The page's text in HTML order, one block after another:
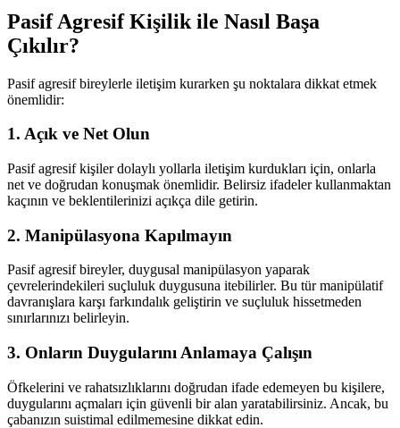
Pasif Agresif Kişilik ile Nasıl Başa
Çıkılır?
Pasif agresif bireylerle iletişim kurarken şu noktalara dikkat etmek
önemlidir:
1. Açık ve Net Olun
Pasif agresif kişiler dolaylı yollarla iletişim kurdukları için, onlarla
net ve doğrudan konuşmak önemlidir. Belirsiz ifadeler kullanmaktan
kaçının ve beklentilerinizi açıkça dile getirin.
2. Manipülasyona Kapılmayın
Pasif agresif bireyler, duygusal manipülasyon yaparak
çevrelerindekileri suçluluk duygusuna itebilirler. Bu tür manipülatif
davranışlara karşı farkındalık geliştirin ve suçluluk hissetmeden
sınırlarınızı belirleyin.
3. Onların Duygularını Anlamaya Çalışın
Öfkelerini ve rahatsızlıklarını doğrudan ifade edemeyen bu kişilere,
duygularını açmaları için güvenli bir alan yaratabilirsiniz. Ancak, bu
çabanızın suistimal edilmemesine dikkat edin.